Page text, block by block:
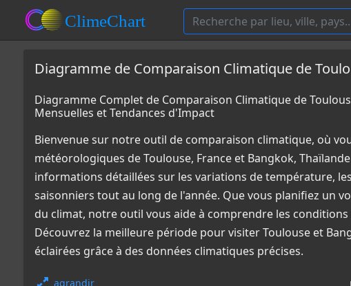
Diagramme de Comparaison Climatique de
Diagramme Complet de Comparaison Climatique de
Mensuelles et Tendances d'Impact
Bienvenue sur notre outil de comparaison climatique, où
météorologiques de Toulouse, France et Bangkok,
informations détaillées sur les variations de température,
saisonniers tout au long de l'année. Que vous planifiez un
du climat, notre outil vous aide à comprendre les
Découvrez la meilleure période pour visiter Toulouse et
éclairées grâce à des données climatiques précises.
agrandir